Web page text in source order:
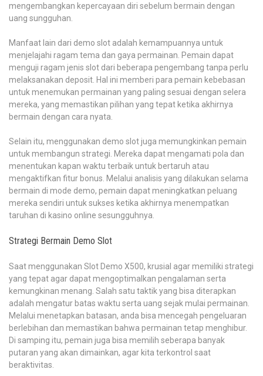
mengembangkan kepercayaan diri sebelum bermain dengan
uang sungguhan.
Manfaat lain dari demo slot adalah kemampuannya untuk
menjelajahi ragam tema dan gaya permainan. Pemain dapat
menguji ragam jenis slot dari beberapa pengembang tanpa perlu
melaksanakan deposit. Hal ini memberi para pemain kebebasan
untuk menemukan permainan yang paling sesuai dengan selera
mereka, yang memastikan pilihan yang tepat ketika akhirnya
bermain dengan cara nyata.
Selain itu, menggunakan demo slot juga memungkinkan pemain
untuk membangun strategi. Mereka dapat mengamati pola dan
menentukan kapan waktu terbaik untuk bertaruh atau
mengaktifkan fitur bonus. Melalui analisis yang dilakukan selama
bermain di mode demo, pemain dapat meningkatkan peluang
mereka sendiri untuk sukses ketika akhirnya menempatkan
taruhan di kasino online sesungguhnya.
Strategi Bermain Demo Slot
Saat menggunakan Slot Demo X500, krusial agar memiliki strategi
yang tepat agar dapat mengoptimalkan pengalaman serta
kemungkinan menang. Salah satu taktik yang bisa diterapkan
adalah mengatur batas waktu serta uang sejak mulai permainan.
Melalui menetapkan batasan, anda bisa mencegah pengeluaran
berlebihan dan memastikan bahwa permainan tetap menghibur.
Di samping itu, pemain juga bisa memilih seberapa banyak
putaran yang akan dimainkan, agar kita terkontrol saat
beraktivitas.